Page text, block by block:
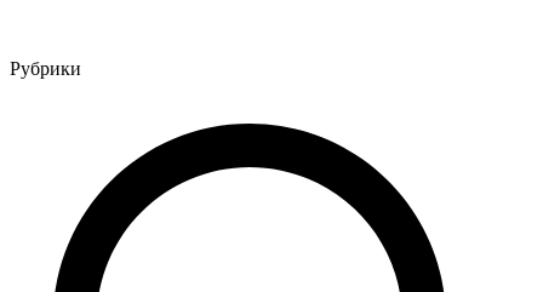
Рубрики